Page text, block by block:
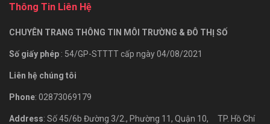
Thông Tin Liên Hệ
CHUYÊN TRANG THÔNG TIN MÔI TRƯỜNG & ĐÔ THỊ SỐ
Số giấy phép : 54/GP-STTTT cấp ngày 04/08/2021
Liên hệ chúng tôi
Phone: 02873069179
Address: Số 45/6b Đường 3/2., Phường 11, Quận 10, TP. Hồ Chí